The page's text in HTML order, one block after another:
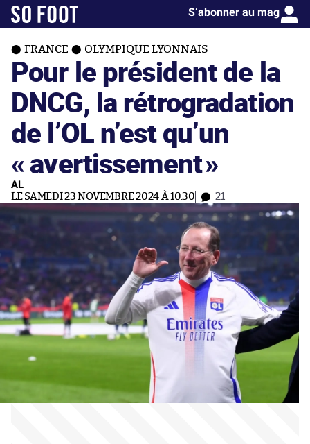
S’abonner au mag
FRANCE OLYMPIQUE LYONNAIS
Pour le président de la
DNCG, la rétrogradation
de l’OL n’est qu’un
« avertissement»
AL
LE SAMEDI 23 NOVEMBRE 2024 À 10:30 21